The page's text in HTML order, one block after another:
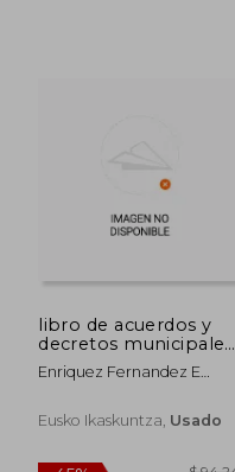
libro de acuerdos y
decretos municipales
de la villa de bilbao
Enriquez Fernandez E
Eusko Ikaskuntza, Usado